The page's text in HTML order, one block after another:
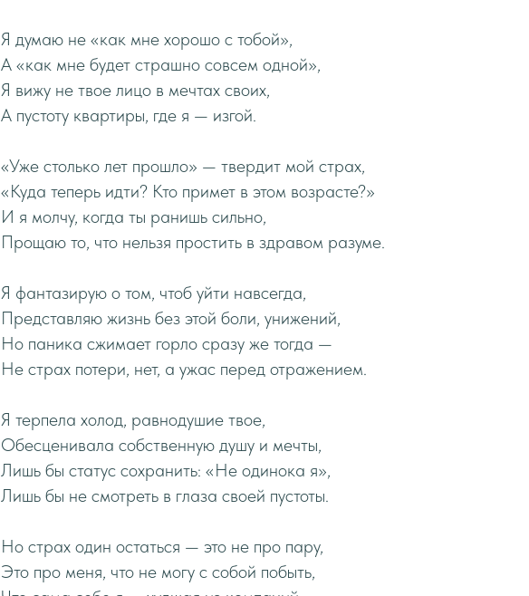
Я думаю не «как мне хорошо с тобой»,
А «как мне будет страшно совсем одной»,
Я вижу не твое лицо в мечтах своих,
А пустоту квартиры, где я — изгой.
«Уже столько лет прошло» — твердит мой страх,
«Куда теперь идти? Кто примет в этом возрасте?»
И я молчу, когда ты ранишь сильно,
Прощаю то, что нельзя простить в здравом разуме.
Я фантазирую о том, чтоб уйти навсегда,
Представляю жизнь без этой боли, унижений,
Но паника сжимает горло сразу же тогда —
Не страх потери, нет, а ужас перед отражением.
Я терпела холод, равнодушие твое,
Обесценивала собственную душу и мечты,
Лишь бы статус сохранить: «Не одинока я»,
Лишь бы не смотреть в глаза своей пустоты.
Но страх один остаться — это не про пару,
Это про меня, что не могу с собой побыть,